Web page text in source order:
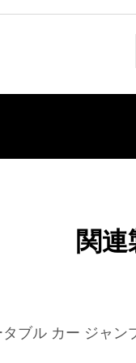
関
タブル カー ジャン